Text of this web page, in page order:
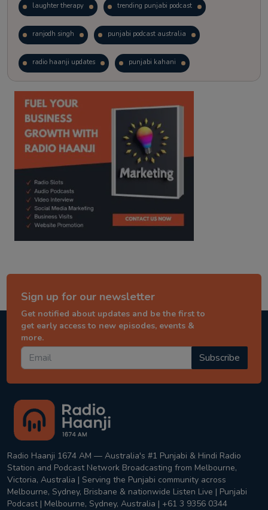
laughter therapy trending punjabi podcast
ranjodh singh punjabi podcast australia
radio haanji updates punjabi kahani
kitaab kahani punjabi story
Sign up for our newsletter
Get notified about updates and be the first to
get early access to new episodes, events &
more.
Subscribe
Radio Haanji 1674 AM — Australia's #1 Punjabi & Hindi Radio
Station and Podcast Network Broadcasting from Melbourne,
Victoria, Australia | Serving the Punjabi community across
Melbourne, Sydney, Brisbane & nationwide Listen Live | Punjabi
Podcast | Melbourne, Sydney, Australia | +61 3 9356 0344